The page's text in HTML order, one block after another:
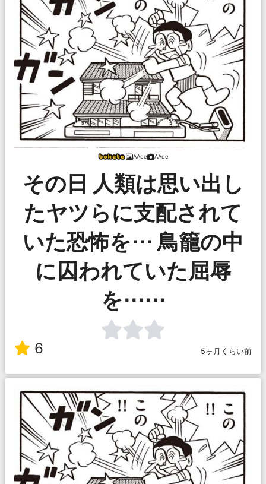
AAee AAee
その日 人類は思い出し
たヤツらに支配されて
いた恐怖を⋯ 鳥籠の中
に囚われていた屈辱
を⋯⋯
6 5ヶ月くらい前